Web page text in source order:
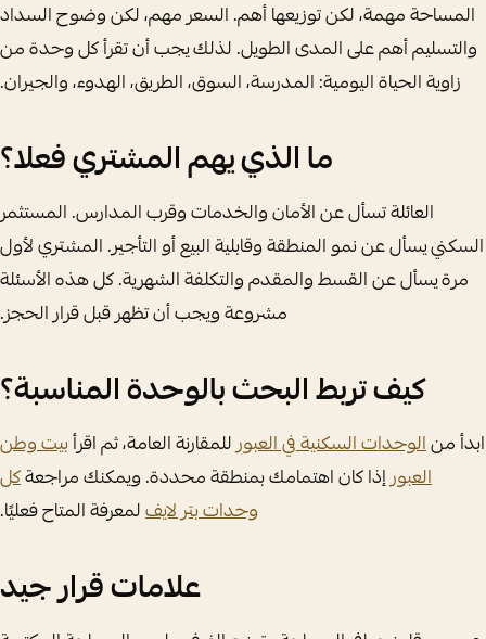
المساحة مهمة، لكن توزيعها أهم. السعر مهم، لكن وضوح السداد
والتسليم أهم على المدى الطويل. لذلك يجب أن تقرأ كل وحدة من
زاوية الحياة اليومية: المدرسة، السوق، الطريق، الهدوء، والجيران.
ما الذي يهم المشتري فعلا؟
العائلة تسأل عن الأمان والخدمات وقرب المدارس. المستثمر
السكني يسأل عن نمو المنطقة وقابلية البيع أو التأجير. المشتري لأول
مرة يسأل عن القسط والمقدم والتكلفة الشهرية. كل هذه الأسئلة
مشروعة ويجب أن تظهر قبل قرار الحجز.
كيف تربط البحث بالوحدة المناسبة؟
ابدأ منالوحدات السكنية في العبورللمقارنة العامة، ثم اقرأبيت وطن
العبورإذا كان اهتمامك بمنطقة محددة. ويمكنك مراجعةكل
وحدات بتر لايفلمعرفة المتاح فعليًا.
علامات قرار جيد